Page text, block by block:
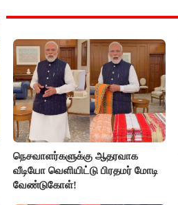
நெசவாளர்களுக்கு ஆதரவாக
வீடியோ வெளியிட்டு பிரதமர் மோடி
வேண்டுகோள்!